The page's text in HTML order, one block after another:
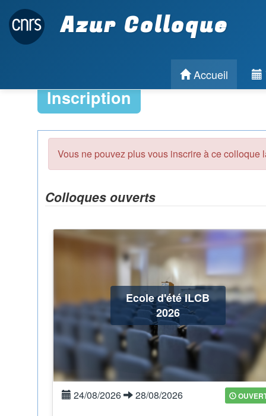
Azur Colloque
Accueil
Inscription
Vous ne pouvez plus vous inscrire à ce colloque
Colloques ouverts
Ecole d'été ILCB
2026
24/08/2026 28/08/2026